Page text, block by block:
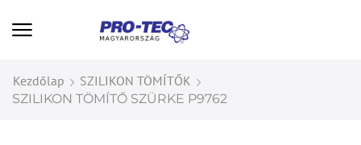
Kezdőlap SZILIKON TÖMÍTŐK
SZILIKON TÖMÍTŐ SZÜRKE P9762